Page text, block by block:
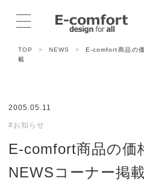
TOP > NEWS >
E-comfort商品の
載
2005.05.11
#お知らせ
E-comfort商品の価
NEWSコーナー掲載